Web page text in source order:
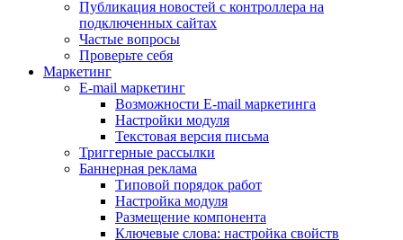
Публикация новостей с контроллера на
подключенных сайтах
Частые вопросы
Проверьте себя
Маркетинг
E-mail маркетинг
Возможности E-mail маркетинга
Настройки модуля
Текстовая версия письма
Триггерные рассылки
Баннерная реклама
Типовой порядок работ
Настройка модуля
Размещение компонента
Ключевые слова: настройка свойств